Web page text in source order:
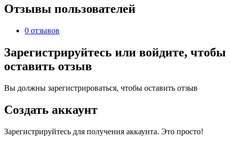
Отзывы пользователей
0 отзывов
Зарегистрируйтесь или войдите, чтобы
оставить отзыв
Вы должны зарегистрироваться, чтобы оставить отзыв
Создать аккаунт
Зарегистрируйтесь для получения аккаунта. Это просто!